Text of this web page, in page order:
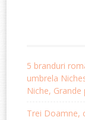
5 branduri
umbrela
Niche,
Trei Doamne,